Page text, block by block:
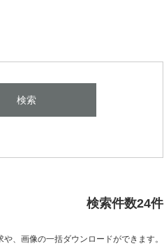
検索
検索件数24件
、 画像の一括ダウンロードができます。